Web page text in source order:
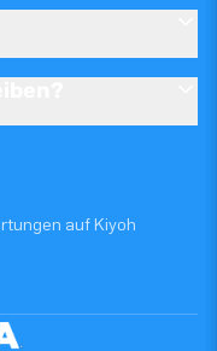
auf Kiyoh